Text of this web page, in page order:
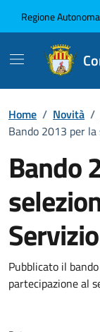
Regione
Home / Novità /
Bando 2013 per
Bando
Dettagli
Pubblicato il
partecipazione al